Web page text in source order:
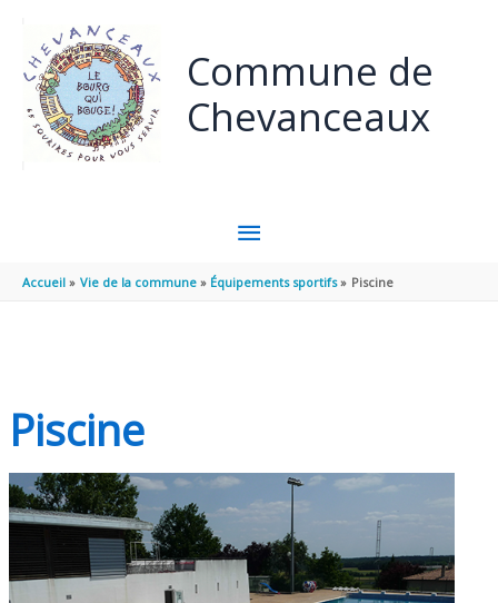
Commune de
Chevanceaux
MENU
PRINCIPAL
Accueil Vie de la commune Équipements sportifs Piscine
Piscine